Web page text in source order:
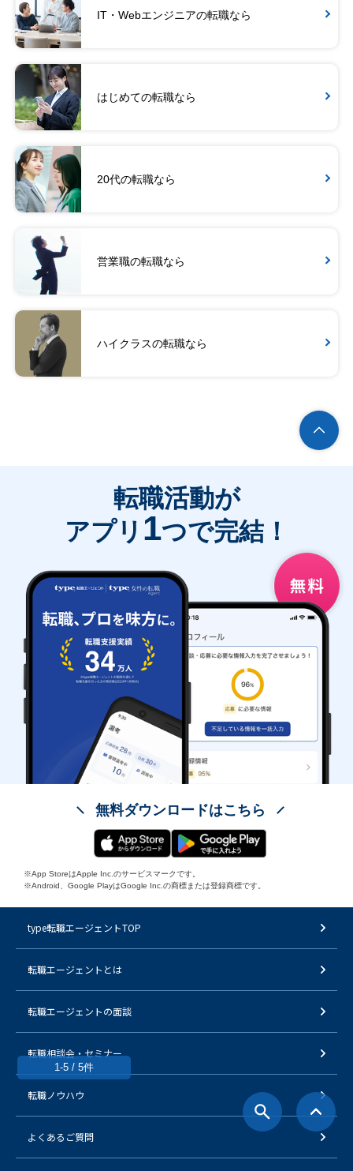
IT・Webエンジニアの転職なら
はじめての転職なら
20代の転職なら
営業職の転職なら
ハイクラスの転職なら
1-5 / 5件
転職活動が
アプリ 1つで完結！
無料ダウンロードはこちら
※App StoreはApple Inc.のサービスマークです。
※Android、Google PlayはGoogle Inc.の商標または登録商標です。
type転職エージェントTOP
転職エージェントとは
転職エージェントの面談
転職相談会・セミナー
転職ノウハウ
よくあるご質問